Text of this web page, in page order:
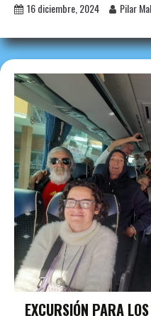
16 diciembre, 2024 Pilar
EXCURSIÓN PARA